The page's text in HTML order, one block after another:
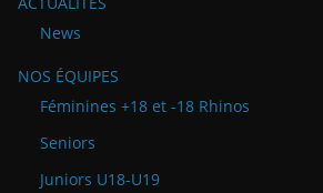
News
NOS ÉQUIPES
Féminines +18 et -18 Rhinos
Seniors
Juniors U18-U19